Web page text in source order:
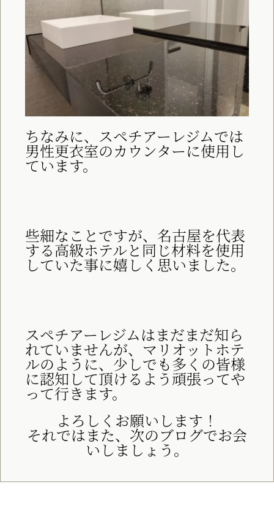
ちなみに、スペチアーレジムでは
男性更衣室のカウンターに使用し
ています。
些細なことですが、名古屋を代表
する高級ホテルと同じ材料を使用
していた事に嬉しく思いました。
スペチアーレジムはまだまだ知ら
れていませんが、マリオットホテ
ルのように、少しでも多くの皆様
に認知して頂けるよう頑張ってや
って行きます。
よろしくお願いします！
それではまた、次のブログでお会
いしましょう。